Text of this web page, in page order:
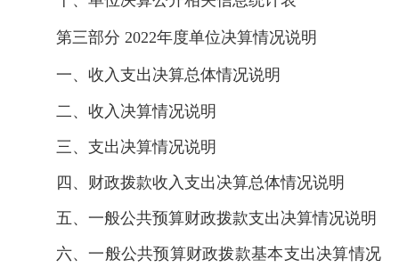
第三部分 2022年度单位决算情况说明
一、收入支出决算总体情况说明
二、收入决算情况说明
三、支出决算情况说明
四、财政拨款收入支出决算总体情况说明
五、一般公共预算财政拨款支出决算情况说明
六、一般公共预算财政拨款基本支出决算情况